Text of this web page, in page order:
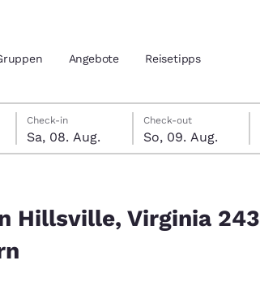
und Standort
Angebote Reisetipps
Samstag, 8. August
Check-in
Sa, 08. Aug.
Sonntag, 9. August
Check-out
So, 09. Aug.
Sonntag, 9. August Check-out-Datum
Samstag, 8. August Check-in-Datum
Hillsville, Virginia